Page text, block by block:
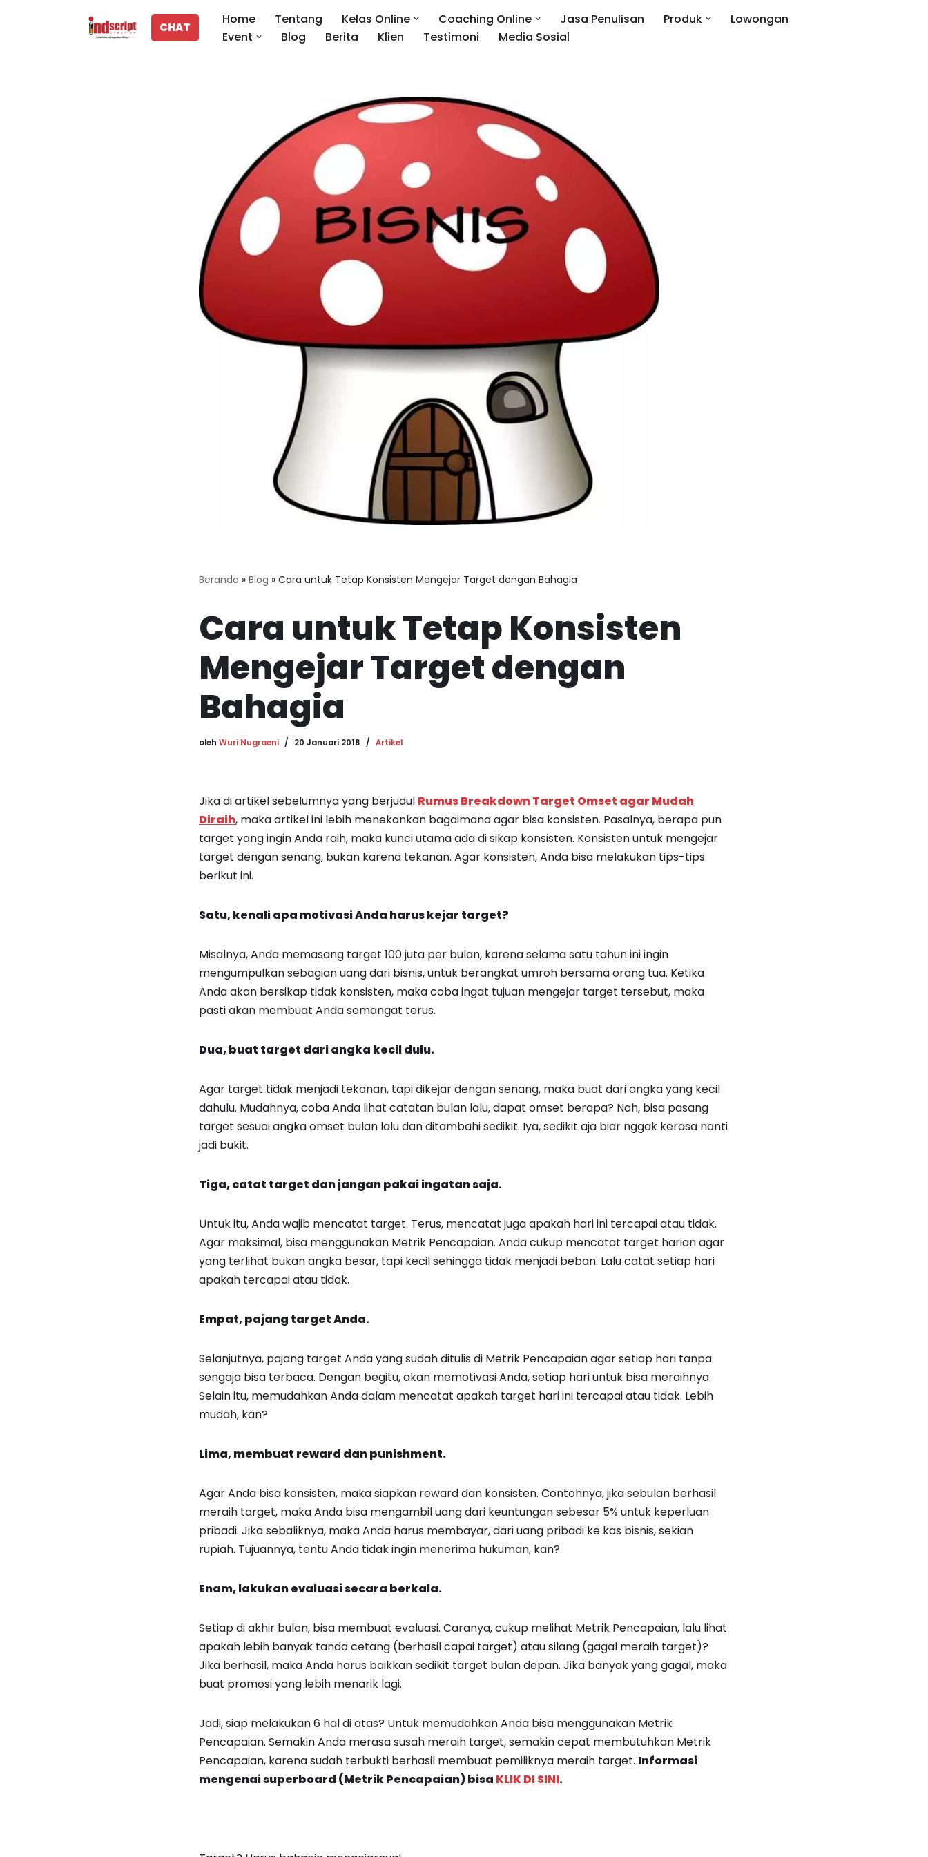
CHAT
Home Tentang Kelas Online Coaching Online Jasa Penulisan Produk
Lowongan
Event
Blog Berita Klien Testimoni Media Sosial
Beranda » Blog » Cara untuk Tetap Konsisten Mengejar Target dengan Bahagia
Cara untuk Tetap Konsisten
Mengejar Target dengan
Bahagia
oleh Wuri Nugraeni 20 Januari 2018 Artikel
Jika di artikel sebelumnya yang berjudul Rumus Breakdown Target Omset agar Mudah
Diraih, maka artikel ini lebih menekankan bagaimana agar bisa konsisten. Pasalnya, berapa pun
target yang ingin Anda raih, maka kunci utama ada di sikap konsisten. Konsisten untuk mengejar
target dengan senang, bukan karena tekanan. Agar konsisten, Anda bisa melakukan tips-tips
berikut ini.
Satu, kenali apa motivasiAnda harus kejar target?
Misalnya, Anda memasang target 100 juta per bulan, karena selama satu tahun ini ingin
mengumpulkan sebagian uang dari bisnis, untuk berangkat umroh bersama orang tua. Ketika
Anda akan bersikap tidak konsisten, maka coba ingat tujuan mengejar target tersebut, maka
pasti akan membuat Anda semangat terus.
Dua, buat target dari angka kecil dulu.
Agar target tidak menjadi tekanan, tapi dikejar dengan senang, maka buat dari angka yang kecil
dahulu. Mudahnya, coba Anda lihat catatan bulan lalu, dapat omset berapa? Nah, bisa pasang
target sesuai angka omset bulan lalu dan ditambahi sedikit. Iya, sedikit aja biar nggak kerasa nanti
jadi bukit.
Tiga, catat target dan jangan pakai ingatan saja.
Untuk itu, Anda wajib mencatat target. Terus, mencatat juga apakah hari ini tercapai atau tidak.
Agar maksimal, bisa menggunakan Metrik Pencapaian. Anda cukup mencatat target harian agar
yang terlihat bukan angka besar, tapi kecil sehingga tidak menjadi beban. Lalu catat setiap hari
apakah tercapai atau tidak.
Empat, pajang target Anda.
Selanjutnya, pajang target Anda yang sudah ditulis di Metrik Pencapaian agar setiap hari tanpa
sengaja bisa terbaca. Dengan begitu, akan memotivasi Anda, setiap hari untuk bisa meraihnya.
Selain itu, memudahkan Anda dalam mencatat apakah target hari ini tercapai atau tidak. Lebih
mudah, kan?
Lima, membuat reward dan punishment.
Agar Anda bisa konsisten, maka siapkan reward dan konsisten. Contohnya, jika sebulan berhasil
meraih target, maka Anda bisa mengambil uang dari keuntungan sebesar 5% untuk keperluan
pribadi. Jika sebaliknya, maka Anda harus membayar, dari uang pribadi ke kas bisnis, sekian
rupiah. Tujuannya, tentu Anda tidak ingin menerima hukuman, kan?
Enam, lakukan evaluasi secara berkala.
Setiap di akhir bulan, bisa membuat evaluasi. Caranya, cukup melihat Metrik Pencapaian, lalu lihat
apakah lebih banyak tanda cetang (berhasil capai target) atau silang (gagal meraih target)?
Jika berhasil, maka Anda harus baikkan sedikit target bulan depan. Jika banyak yang gagal, maka
buat promosi yang lebih menarik lagi.
Jadi, siap melakukan 6 hal di atas? Untuk memudahkan Anda bisa menggunakan Metrik
Pencapaian. Semakin Anda merasa susah meraih target, semakin cepat membutuhkan Metrik
Pencapaian, karena sudah terbukti berhasil membuat pemiliknya meraih target. Informasi
mengenai superboard (Metrik Pencapaian) bisa KLIK DI SINI.